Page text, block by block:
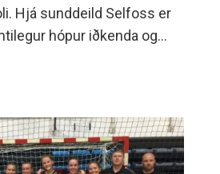
Hjá sunddeild Selfoss er
hópur iðkenda og